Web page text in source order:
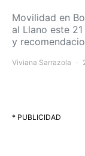
Movilidad en
al Llano este
y
Viviana Sarrazola
* PUBLICIDAD